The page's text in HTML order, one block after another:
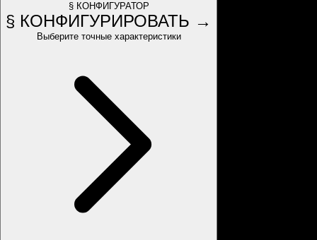
§ КОНФИГУРАТОР
§ КОНФИГУРИРОВАТЬ →
Выберите точные характеристики